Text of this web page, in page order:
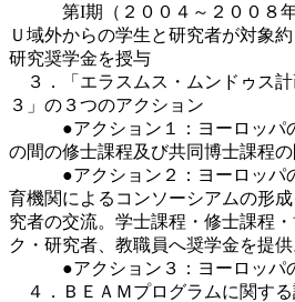
第I期（２００４～２００８年
Ｕ域外からの学生と研究者が対象
研究奨学金を授与
３．「エラスムス・ムンドゥス
３」の３つのアクション
●アクション１：ヨーロッパの
の間の修士課程及び共同博士課程
●アクション２：ヨーロッパの
育機関によるコンソーシアムの形
究者の交流。学士課程・修士課程
ク・研究者、教職員へ奨学金を提供
●アクション３：ヨーロッパの
４．ＢＥＡＭプログラムに関する